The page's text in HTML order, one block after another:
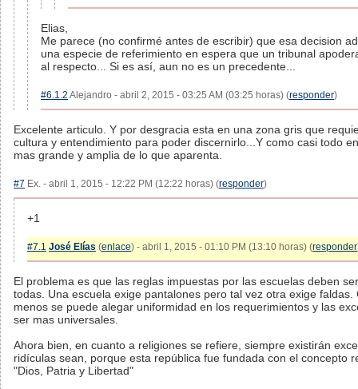
Elias,
Me parece (no confirmé antes de escribir) que esa decision
una especie de referimiento en espera que un tribunal
al respecto... Si es así, aun no es un precedente...
#6.1.2 Alejandro - abril 2, 2015 - 03:25 AM (03:25 horas) (responder)
Excelente articulo. Y por desgracia esta en una zona gris que
cultura y entendimiento para poder discernirlo...Y como casi todo
mas grande y amplia de lo que aparenta.
#7 Ex. - abril 1, 2015 - 12:22 PM (12:22 horas) (responder)
+1
#7.1 José Elías (enlace) - abril 1, 2015 - 01:10 PM (13:10 horas) (responder
El problema es que las reglas impuestas por las escuelas deben
todas. Una escuela exige pantalones pero tal vez otra exige
menos se puede alegar uniformidad en los requerimientos y las
ser mas universales.
Ahora bien, en cuanto a religiones se refiere, siempre existirán
ridículas sean, porque esta república fue fundada con el concepto
"Dios, Patria y Libertad"